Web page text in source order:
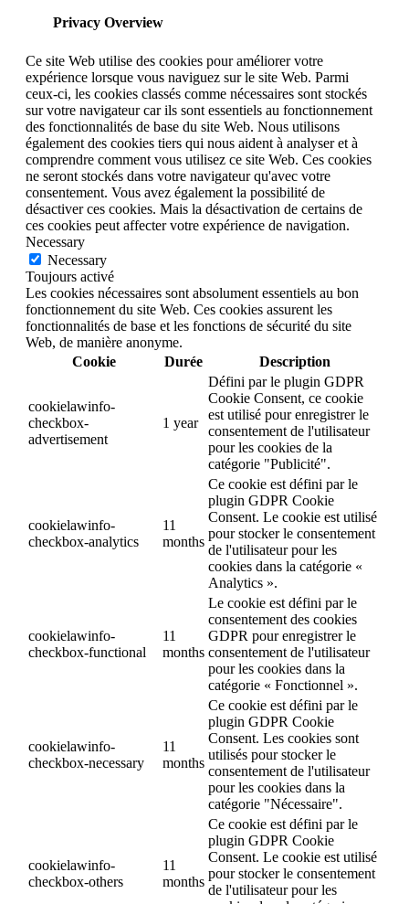
Privacy Overview
Ce site Web utilise des cookies pour améliorer votre
expérience lorsque vous naviguez sur le site Web. Parmi
ceux-ci, les cookies classés comme nécessaires sont stockés
sur votre navigateur car ils sont essentiels au fonctionnement
des fonctionnalités de base du site Web. Nous utilisons
également des cookies tiers qui nous aident à analyser et à
comprendre comment vous utilisez ce site Web. Ces cookies
ne seront stockés dans votre navigateur qu'avec votre
consentement. Vous avez également la possibilité de
désactiver ces cookies. Mais la désactivation de certains de
ces cookies peut affecter votre expérience de navigation.
Necessary
Necessary
Toujours activé
Les cookies nécessaires sont absolument essentiels au bon
fonctionnement du site Web. Ces cookies assurent les
fonctionnalités de base et les fonctions de sécurité du site
Web, de manière anonyme.
Cookie
Durée Description
cookielawinfo-
checkbox-
advertisement
1 year
Défini par le plugin GDPR
Cookie Consent, ce cookie
est utilisé pour enregistrer le
consentement de l'utilisateur
pour les cookies de la
catégorie "Publicité".
cookielawinfo-
checkbox-analytics
11
months
Ce cookie est défini par le
plugin GDPR Cookie
Consent. Le cookie est utilisé
pour stocker le consentement
de l'utilisateur pour les
cookies dans la catégorie «
Analytics ».
cookielawinfo-
checkbox-functional
11
months
Le cookie est défini par le
consentement des cookies
GDPR pour enregistrer le
consentement de l'utilisateur
pour les cookies dans la
catégorie « Fonctionnel ».
cookielawinfo-
checkbox-necessary
11
months
Ce cookie est défini par le
plugin GDPR Cookie
Consent. Les cookies sont
utilisés pour stocker le
consentement de l'utilisateur
pour les cookies dans la
catégorie "Nécessaire".
cookielawinfo-
checkbox-others
11
months
Ce cookie est défini par le
plugin GDPR Cookie
Consent. Le cookie est utilisé
pour stocker le consentement
de l'utilisateur pour les